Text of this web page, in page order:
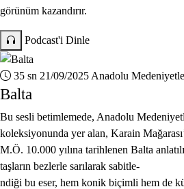
görünüm kazandırır.
Podcast'i Dinle
35 sn 21/09/2025 Anadolu
Balta
Bu sesli betimlemede, Anadolu
koleksiyonunda yer alan, Karain
M.Ö. 10.000 yılına tarihlenen Balta
taşların bezlerle sarılarak sabitle-
ndiği bu eser, hem konik biçimli hem de